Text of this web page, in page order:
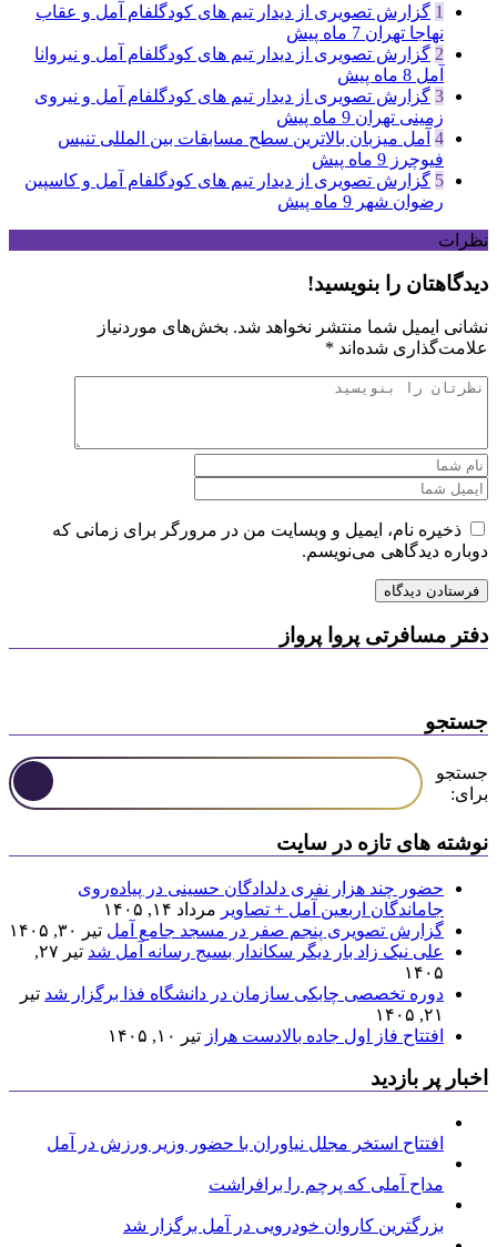
1 گزارش تصویری از دیدار تیم های کودگلفام آمل و عقاب
نهاجا تهران 7 ماه پیش
2 گزارش تصویری از دیدار تیم های کودگلفام آمل و نیروانا
آمل 8 ماه پیش
3 گزارش تصویری از دیدار تیم های کودگلفام آمل و نیروی
زمینی تهران 9 ماه پیش
4 آمل میزبان بالاترین سطح مسابقات بین المللی تنیس
فیوچرز 9 ماه پیش
5 گزارش تصویری از دیدار تیم های کودگلفام آمل و کاسپین
رضوان شهر 9 ماه پیش
نظرات
دیدگاهتان را بنویسید!
نشانی ایمیل شما منتشر نخواهد شد. بخش‌های موردنیاز
علامت‌گذاری شده‌اند *
ذخیره نام، ایمیل و وبسایت من در مرورگر برای زمانی که
دوباره دیدگاهی می‌نویسم.
دفتر مسافرتی پروا پرواز
جستجو
جستجو
برای:
نوشته های تازه در سایت
حضور چند هزار نفری دلدادگان حسینی در پیاده‌روی
جاماندگان اربعین آمل + تصاویر مرداد ۱۴, ۱۴۰۵
گزارش تصویری پنجم صفر در مسجد جامع آمل تیر ۳۰, ۱۴۰۵
علی نیک زاد بار دیگر سکاندار بسیج رسانه آمل شد
تیر ۲۷,
۱۴۰۵
دوره تخصصی چابکی سازمان در دانشگاه فذا برگزار شد تیر
۲۱, ۱۴۰۵
افتتاح فاز اول جاده بالادست هراز تیر ۱۰, ۱۴۰۵
اخبار پر بازدید
افتتاح استخر مجلل نیاوران با حضور وزیر ورزش در آمل
مداح آملی که پرچم را برافراشت
بزرگترین کاروان خودرویی در آمل برگزار شد